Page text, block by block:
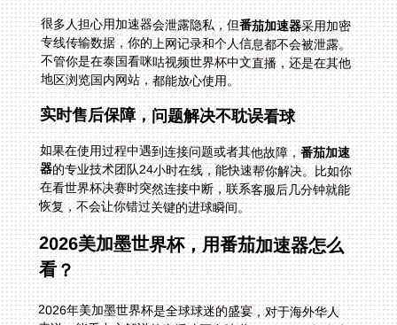
很多人担心用加速器会泄露隐私，但番茄加速器采用加密
专线传输数据，你的上网记录和个人信息都不会被泄露。
不管你是在泰国看咪咕视频世界杯中文直播，还是在其他
地区浏览国内网站，都能放心使用。
实时售后保障，问题解决不耽误看球
如果在使用过程中遇到连接问题或者其他故障，番茄加速
器的专业技术团队24小时在线，能快速帮你解决。比如你
在看世界杯决赛时突然连接中断，联系客服后几分钟就能
恢复，不会让你错过关键的进球瞬间。
2026美加墨世界杯，用番茄加速器怎么
看？
2026年美加墨世界杯是全球球迷的盛宴，对于海外华人
来说，能看中文解说的直播才更有味道。假设你在加拿大
工作，或者在美国留学，想和国内的朋友同步看决赛：打